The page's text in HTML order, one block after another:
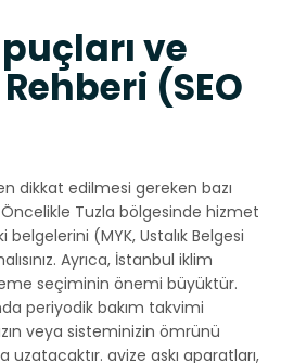
ve
(SEO
dikkat edilmesi gereken bazı
Tuzla bölgesinde hizmet
(MYK, Ustalık Belgesi
Ayrıca, İstanbul iklim
seçiminin önemi büyüktür.
periyodik bakım takvimi
veya sisteminizin ömrünü
uzatacaktır. avize askı aparatları,